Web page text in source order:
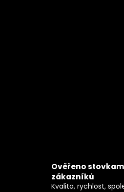
Ověřeno
zákazníků
Kvalita, rychlost,